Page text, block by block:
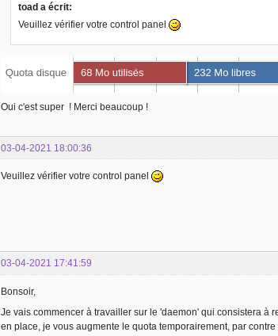
toad a écrit:
Veuillez vérifier votre control panel
Oui c'est super ! Merci beaucoup !
03-04-2021 18:00:36
Veuillez vérifier votre control panel
03-04-2021 17:41:59
Bonsoir,
Je vais commencer à travailler sur le 'daemon' qui consistera
en place, je vous augmente le quota temporairement, par